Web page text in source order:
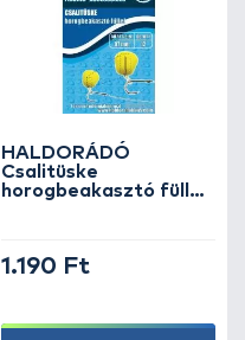
HALDORÁDÓ
Csalitüske
horogbeakasztó füllel
1.190 Ft